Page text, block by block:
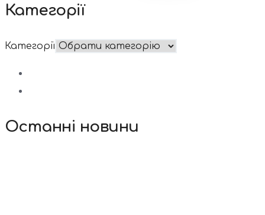
Категорії
Категорії
Останні новини